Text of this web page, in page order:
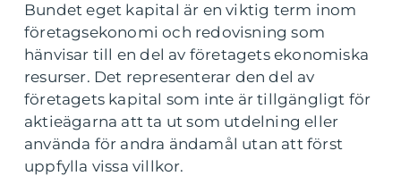
Bundet eget kapital är en viktig term inom
företagsekonomi och redovisning som
hänvisar till en del av företagets ekonomiska
resurser. Det representerar den del av
företagets kapital som inte är tillgängligt för
aktieägarna att ta ut som utdelning eller
använda för andra ändamål utan att först
uppfylla vissa villkor.